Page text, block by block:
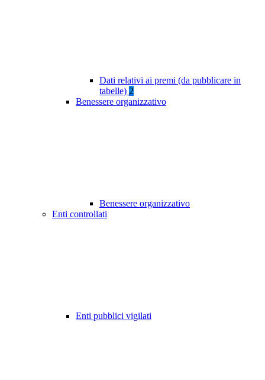
Dati relativi ai premi (da pubblicare in
tabelle) 2
Benessere organizzativo
Benessere organizzativo
Enti controllati
Enti pubblici vigilati